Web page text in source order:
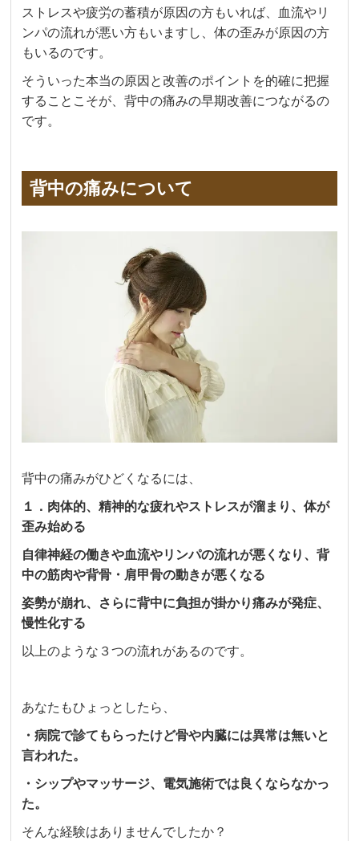
ストレスや疲労の蓄積が原因の方もいれば、血流やリ
ンパの流れが悪い方もいますし、体の歪みが原因の方
もいるのです。
そういった本当の原因と改善のポイントを的確に把握
することこそが、背中の痛みの早期改善につながるの
です。
背中の痛みについて
背中の痛みがひどくなるには、
１．肉体的、精神的な疲れやストレスが溜まり、体が
歪み始める
自律神経の働きや血流やリンパの流れが悪くなり、背
中の筋肉や背骨・肩甲骨の動きが悪くなる
姿勢が崩れ、さらに背中に負担が掛かり痛みが発症、
慢性化する
以上のような３つの流れがあるのです。
あなたもひょっとしたら、
・病院で診てもらったけど骨や内臓には異常は無いと
言われた。
・シップやマッサージ、電気施術では良くならなかっ
た。
そんな経験はありませんでしたか？